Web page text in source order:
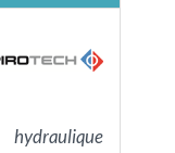
hydraulique